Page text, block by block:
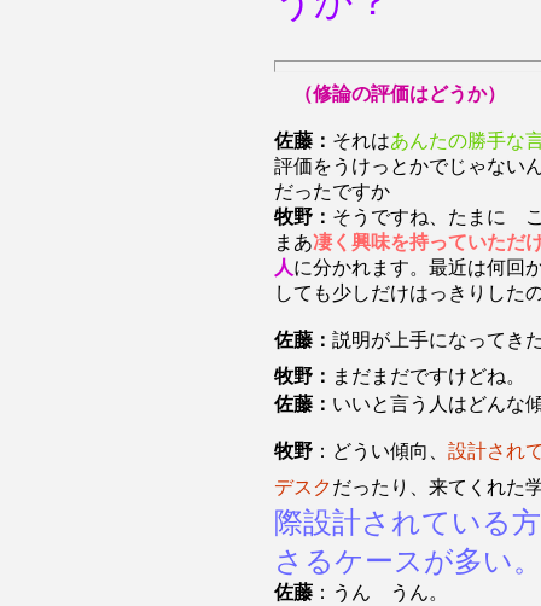
（修論の評価はどうか）
佐藤： それはあんたの勝手な
評価をうけっとかでじゃない
だったですか
牧野： そうですね、たまに
まあ凄く興味を持っていただ
人に分かれます。最近は何回
しても少しだけはっきりした
佐藤： 説明が上手になってき
牧野： まだまだですけどね
佐藤： いいと言う人はどんな
牧野 ：どうい傾向、 設計され
デスクだったり、来てくれた
際設計されている
さるケースが多い。
佐藤 ：うん うん。